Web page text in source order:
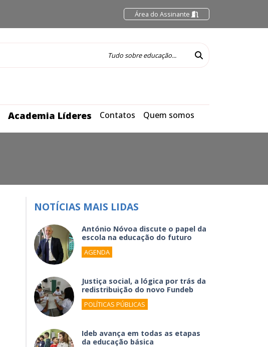
Área do Assinante
Academia Líderes Contatos Quem somos
NOTÍCIAS MAIS LIDAS
António Nóvoa discute o papel da
escola na educação do futuro
AGENDA
Justiça social, a lógica por trás da
redistribuição do novo Fundeb
POLÍTICAS PÚBLICAS
Ideb avança em todas as etapas
da educação básica